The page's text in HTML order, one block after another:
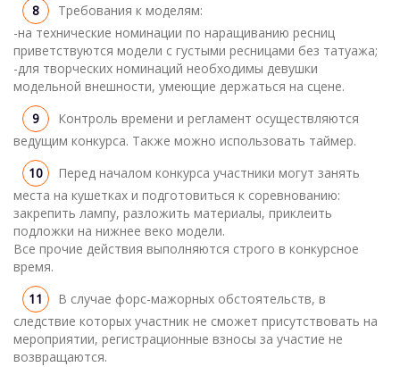
Требования к моделям:
-на технические номинации по наращиванию ресниц
приветствуются модели с густыми ресницами без татуажа;
-для творческих номинаций необходимы девушки
модельной внешности, умеющие держаться на сцене.
Контроль времени и регламент осуществляются
ведущим конкурса. Также можно использовать таймер.
Перед началом конкурса участники могут занять
места на кушетках и подготовиться к соревнованию:
закрепить лампу, разложить материалы, приклеить
подложки на нижнее веко модели.
Все прочие действия выполняются строго в конкурсное
время.
В случае форс-мажорных обстоятельств, в
следствие которых участник не сможет присутствовать на
мероприятии, регистрационные взносы за участие не
возвращаются.